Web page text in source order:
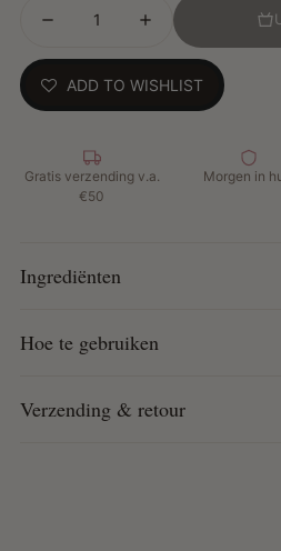
Zorgt voor intense
Verlengt het krulpatroon en
Geschikt voor diverse stijlen
twist-sets en bantu knots
Amandel & Avocado:
Honing: Sluit vocht in,
Kamille: Kalmeert en
ADD TO WISHLIST
Gratis verzending v.a.
€50
Morgen in
Ingrediënten
Hoe te gebruiken
Verzending & retour